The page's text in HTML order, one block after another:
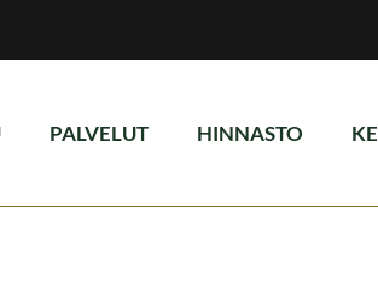
PALVELUT HINNASTO